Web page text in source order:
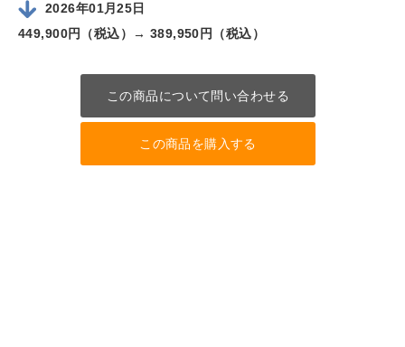
2026年01月25日
449,900円（税込）→ 389,950円（税込）
この商品について問い合わせる
この商品を購入する